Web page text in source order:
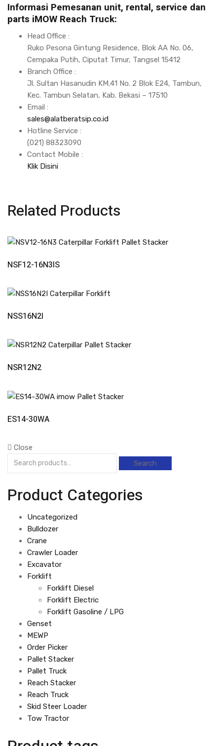
Informasi Pemesanan unit, rental, service dan
parts iMOW Reach Truck:
Head Office :
Ruko Pesona Gintung Residence, Blok AA No. 06,
Cempaka Putih, Ciputat Timur, Tangsel 15412
Branch Office :
Jl. Sultan Hasanudin KM.41 No. 2 Blok E24, Tambun,
Kec. Tambun Selatan, Kab. Bekasi – 17510
Email :
sales@alatberatsip.co.id
Hotline Service :
(021) 88323090
Contact Mobile :
Klik Disini
Related Products
NSF12-16N3IS
NSS16N2I
NSR12N2
ES14-30WA
Close
Search
Product Categories
Uncategorized
Bulldozer
Crane
Crawler Loader
Excavator
Forklift
Forklift Diesel
Forklift Electric
Forklift Gasoline / LPG
Genset
MEWP
Order Picker
Pallet Stacker
Pallet Truck
Reach Stacker
Reach Truck
Skid Steer Loader
Tow Tractor